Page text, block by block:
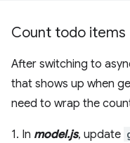
Count todo items
After switching to
that shows up when
need to wrap the
1. In model.js, update